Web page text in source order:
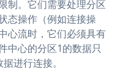
制。它们需要处理分区
态操作（例如连接操
心流时，它们必须具有
中心的分区1的数据只
进行连接。